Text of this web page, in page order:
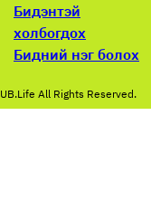
Бидэнтэй
холбогдох
Бидний нэг болох
UB.Life All Rights Reserved.